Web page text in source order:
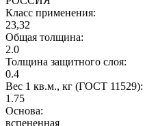
Класс применения:
23,32
Общая толщина:
2.0
Толщина защитного слоя:
0.4
Вес 1 кв.м., кг (ГОСТ 11529):
1.75
Основа:
вспененная